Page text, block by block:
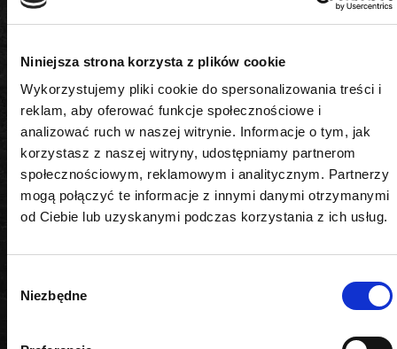
Niniejsza strona korzysta z plików cookie
Wykorzystujemy pliki cookie do spersonalizowania treści i
reklam, aby oferować funkcje społecznościowe i
analizować ruch w naszej witrynie. Informacje o tym, jak
korzystasz z naszej witryny, udostępniamy partnerom
społecznościowym, reklamowym i analitycznym. Partnerzy
mogą połączyć te informacje z innymi danymi otrzymanymi
od Ciebie lub uzyskanymi podczas korzystania z ich usług.
zgody
Niezbędne
Kształt
6-kątny
Napęd
1/4"
Rozmiar
7 mm